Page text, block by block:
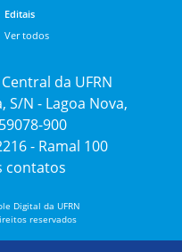
Editais
Ver todos
da UFRN
S/N - Lagoa Nova,
900
- Ramal 100
contatos
Digital da UFRN
reservados